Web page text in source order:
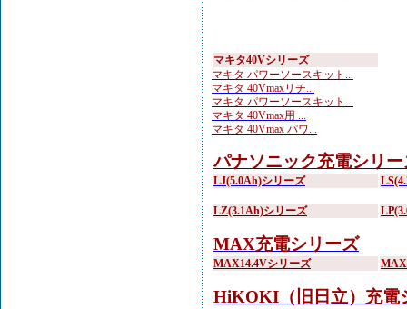
マキタ40Vシリーズ
マキタ パワーソースキット...
マキタ 40Vmaxリチ...
マキタ パワーソースキット...
マキタ 40Vmax用 ...
マキタ 40Vmax パワ...
パナソニック充電シリー
LJ(5.0Ah)シリーズ
LZ(3.1Ah)シリーズ
MAX充電シリーズ
MAX14.4Vシリーズ
HiKOKI（旧日立）充電